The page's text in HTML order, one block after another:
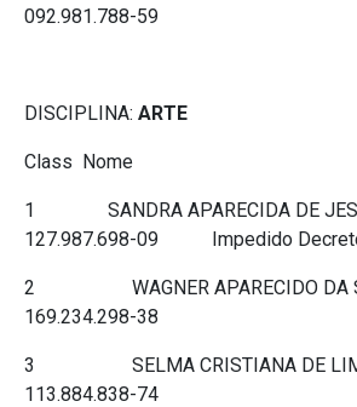
092.981.788-59
DISCIPLINA: ARTE
Class Nome
1 SANDRA APARECIDA DE
127.987.698-09 Impedido
2 WAGNER APARECIDO
169.234.298-38
3 SELMA CRISTIANA
113.884.838-74